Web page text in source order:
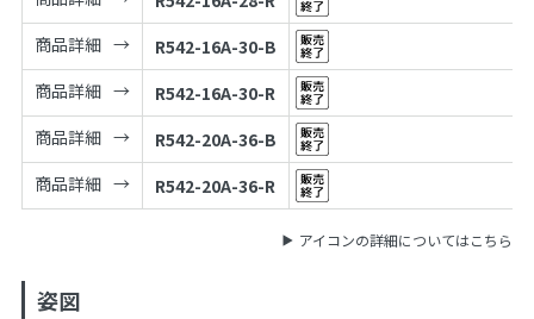
商品詳細
R542-16A-30-B
商品詳細
R542-16A-30-R
商品詳細
R542-20A-36-B
商品詳細
R542-20A-36-R
アイコンの詳細についてはこちら
姿図